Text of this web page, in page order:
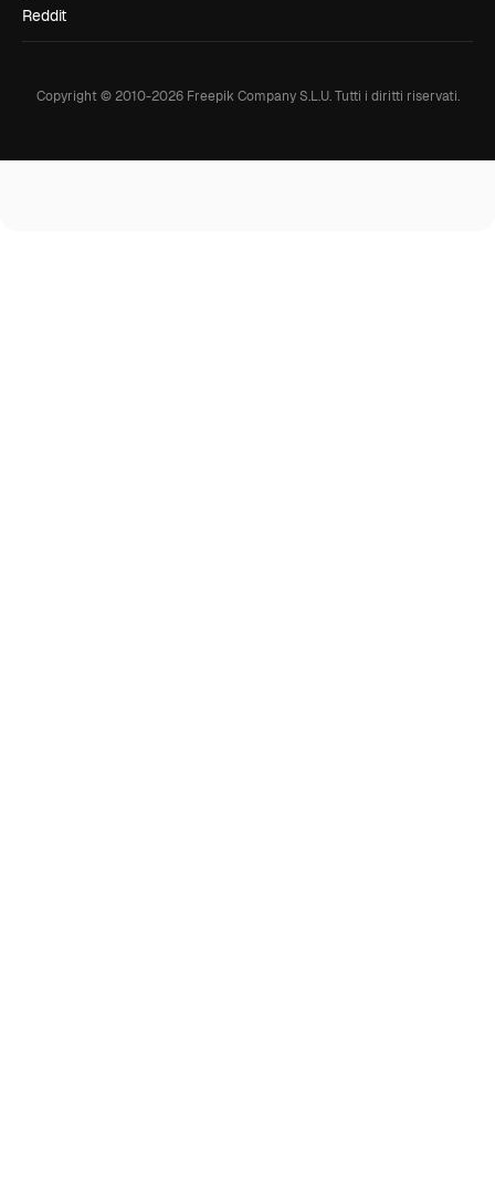
Reddit
Copyright © 2010-2026Freepik Company S.L.U. Tutti i diritti riservati.